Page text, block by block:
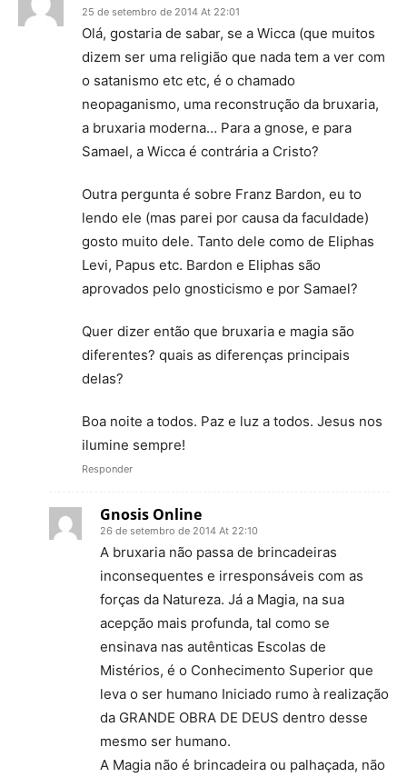
25 de setembro de 2014 At 22:01
Olá, gostaria de sabar, se a Wicca (que muitos
dizem ser uma religião que nada tem a ver com
o satanismo etc etc, é o chamado
neopaganismo, uma reconstrução da bruxaria,
a bruxaria moderna… Para a gnose, e para
Samael, a Wicca é contrária a Cristo?
Outra pergunta é sobre Franz Bardon, eu to
lendo ele (mas parei por causa da faculdade)
gosto muito dele. Tanto dele como de Eliphas
Levi, Papus etc. Bardon e Eliphas são
aprovados pelo gnosticismo e por Samael?
Quer dizer então que bruxaria e magia são
diferentes? quais as diferenças principais
delas?
Boa noite a todos. Paz e luz a todos. Jesus nos
ilumine sempre!
Responder
Gnosis Online
26 de setembro de 2014 At 22:10
A bruxaria não passa de brincadeiras
inconsequentes e irresponsáveis com as
forças da Natureza. Já a Magia, na sua
acepção mais profunda, tal como se
ensinava nas autênticas Escolas de
Mistérios, é o Conhecimento Superior que
leva o ser humano Iniciado rumo à realização
da GRANDE OBRA DE DEUS dentro desse
mesmo ser humano.
A Magia não é brincadeira ou palhaçada, não